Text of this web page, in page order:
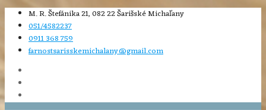
M. R. Štefánika 21, 082 22 Šarišské Michaľany
051/4582237
0911 368 759
farnostsarisskemichalany@gmail.com